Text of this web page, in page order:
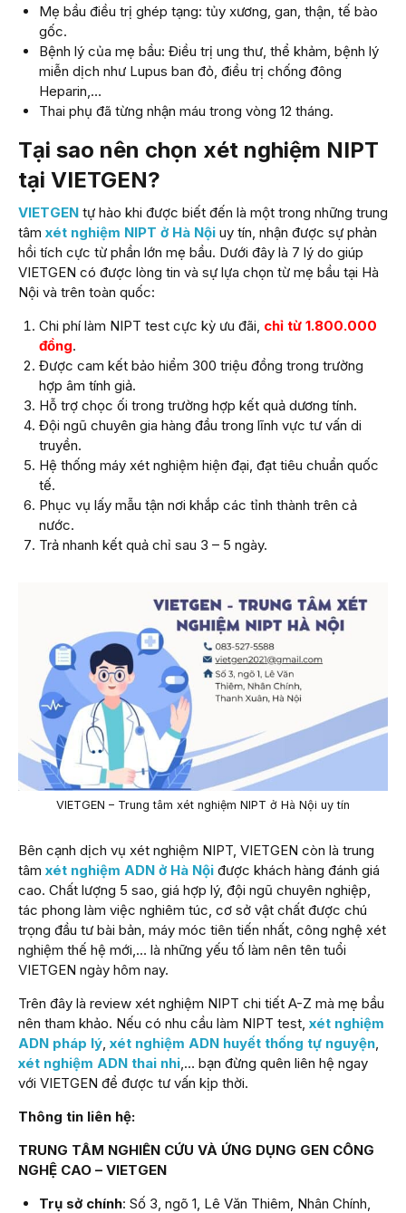
Mẹ bầu điều trị ghép tạng: tủy xương, gan, thận, tế bào
gốc.
Bệnh lý của mẹ bầu: Điều trị ung thư, thể khảm, bệnh lý
miễn dịch như Lupus ban đỏ, điều trị chống đông
Heparin,…
Thai phụ đã từng nhận máu trong vòng 12 tháng.
Tại sao nên chọn xét nghiệm NIPT
tại VIETGEN?
VIETGEN tự hào khi được biết đến là một trong những trung
tâm xét nghiệm NIPT ở Hà Nội uy tín, nhận được sự phản
hồi tích cực từ phần lớn mẹ bầu. Dưới đây là 7 lý do giúp
VIETGEN có được lòng tin và sự lựa chọn từ mẹ bầu tại Hà
Nội và trên toàn quốc:
Chi phí làm NIPT test cực kỳ ưu đãi, chỉ từ 1.800.000
đồng.
Được cam kết bảo hiểm 300 triệu đồng trong trường
hợp âm tính giả.
Hỗ trợ chọc ối trong trường hợp kết quả dương tính.
Đội ngũ chuyên gia hàng đầu trong lĩnh vực tư vấn di
truyền.
Hệ thống máy xét nghiệm hiện đại, đạt tiêu chuẩn quốc
tế.
Phục vụ lấy mẫu tận nơi khắp các tỉnh thành trên cả
nước.
Trả nhanh kết quả chỉ sau 3 – 5 ngày.
VIETGEN – Trung tâm xét nghiệm NIPT ở Hà Nội uy tín
Bên cạnh dịch vụ xét nghiệm NIPT, VIETGEN còn là trung
tâm xét nghiệm ADN ở Hà Nội được khách hàng đánh giá
cao. Chất lượng 5 sao, giá hợp lý, đội ngũ chuyên nghiệp,
tác phong làm việc nghiêm túc, cơ sở vật chất được chú
trọng đầu tư bài bản, máy móc tiên tiến nhất, công nghệ xét
nghiệm thế hệ mới,… là những yếu tố làm nên tên tuổi
VIETGEN ngày hôm nay.
Trên đây là review xét nghiệm NIPT chi tiết A-Z mà mẹ bầu
nên tham khảo. Nếu có nhu cầu làm NIPT test, xét nghiệm
ADN pháp lý, xét nghiệm ADN huyết thống tự nguyện,
xét nghiệm ADN thai nhi,… bạn đừng quên liên hệ ngay
với VIETGEN để được tư vấn kịp thời.
Thông tin liên hệ:
TRUNG TÂM NGHIÊN CỨU VÀ ỨNG DỤNG GEN CÔNG
NGHỆ CAO – VIETGEN
Trụ sở chính: Số 3, ngõ 1, Lê Văn Thiêm, Nhân Chính,